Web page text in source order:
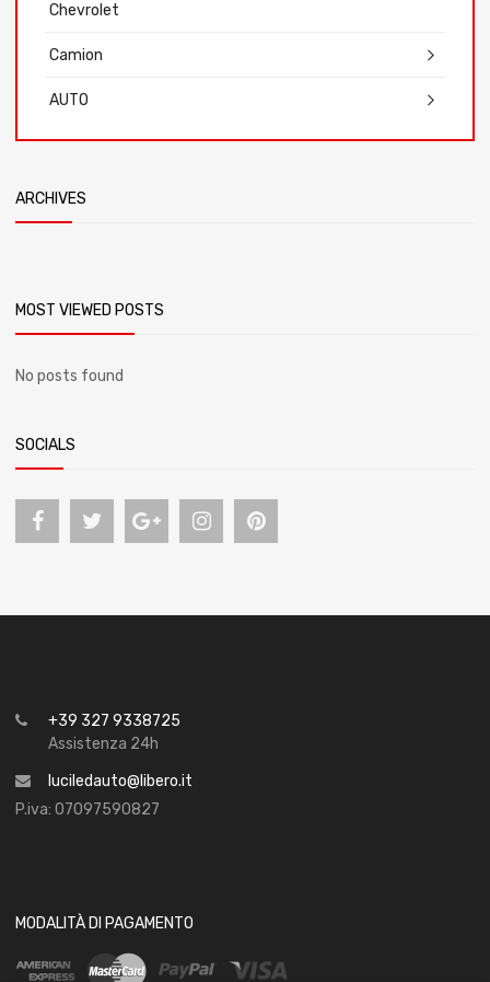
Chevrolet
Camion
AUTO
ARCHIVES
MOST VIEWED POSTS
No posts found
SOCIALS
+39 327 9338725
Assistenza 24h
luciledauto@libero.it
P.iva: 07097590827
MODALITÀ DI PAGAMENTO